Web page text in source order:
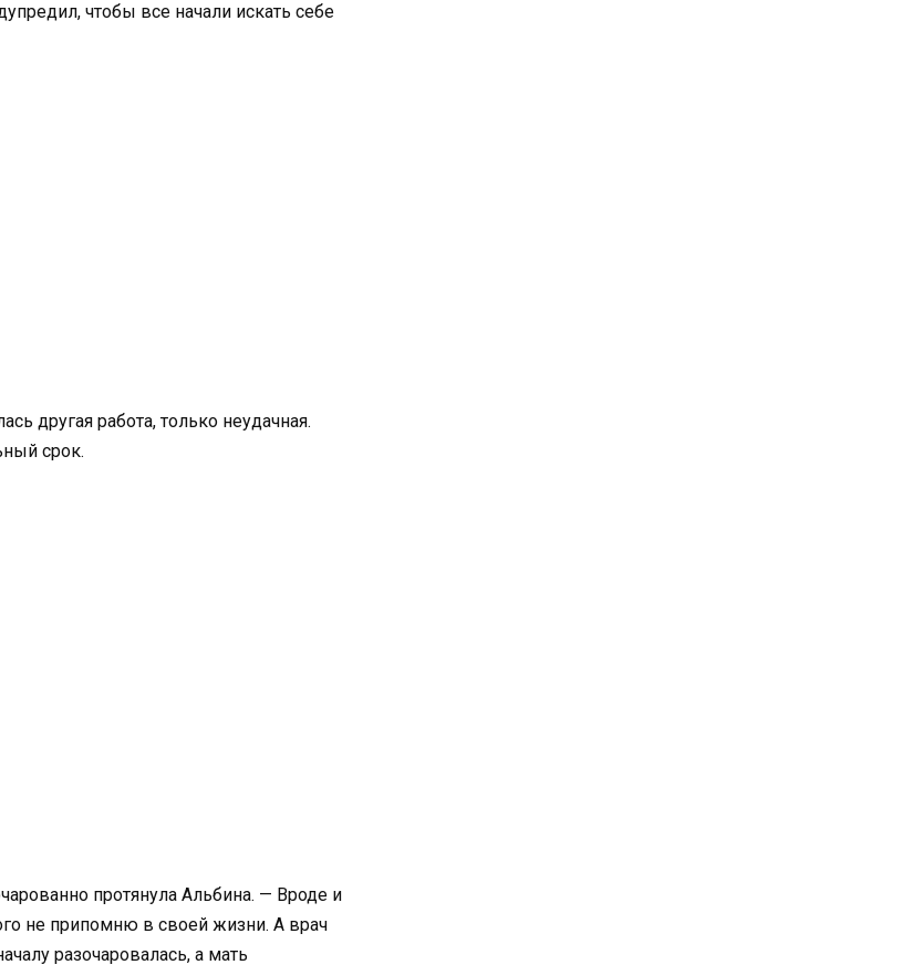
чтобы все начали искать себе
другая работа, только неудачная.
срок.
протянула Альбина. — Вроде и
не припомню в своей жизни. А врач
разочаровалась, а мать